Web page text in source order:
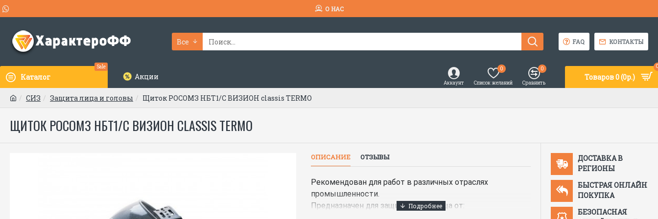
О НАС
Все FAQ КОНТАКТЫ
Каталог
Sale
Акции
Аккаунт Список желаний
0
Сравнить
0
Товаров 0 (0р.)
СИЗ Защита лица и головы Щиток РОСОМЗ НБТ1/C ВИЗИОН classis TERMO
ЩИТОК РОСОМЗ НБТ1/C ВИЗИОН CLASSIS TERMO
ОПИСАНИЕ ОТЗЫВЫ
Рекомендован для работ в различных отраслях
промышленности.
Предназначен для защиты глаз и лица от:
ДОСТАВКА В
РЕГИОНЫ
БЫСТРАЯ ОНЛАЙН
ПОКУПКА
БЕЗОПАСНАЯ